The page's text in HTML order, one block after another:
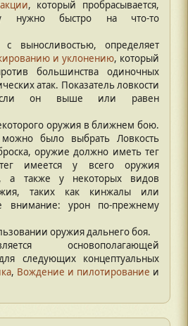
, который пробрасывается,
нужно быстро на что-то
с выносливостью, определяет
и уклонению, который
большинства одиночных
атак. Показатель ловкости
если он выше или равен
оружия в ближнем бою.
было выбрать Ловкость
оружие должно иметь тег
имеется у всего оружия
а также у некоторых видов
таких как кинжалы или
внимание: урон по-прежнему
оружия дальнего боя.
основополагающей
следующих концептуальных
, Вождение и пилотирование и